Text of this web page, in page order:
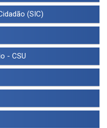
(SIC)
- CSU